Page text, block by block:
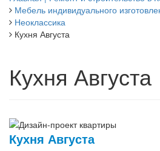
Мебель индивидуального
Неоклассика
Кухня Августа
Кухня Августа
Кухня Августа